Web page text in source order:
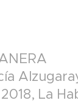
La